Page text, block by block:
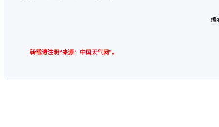
编
转载请注明“来源：中国天气网”。